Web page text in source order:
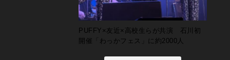
PUFFY×友近×高校生らが共演 石川初
開催「わっかフェス」に約2000人